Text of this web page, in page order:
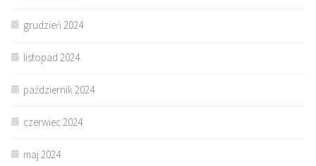
grudzień 2024
listopad 2024
październik 2024
czerwiec 2024
maj 2024